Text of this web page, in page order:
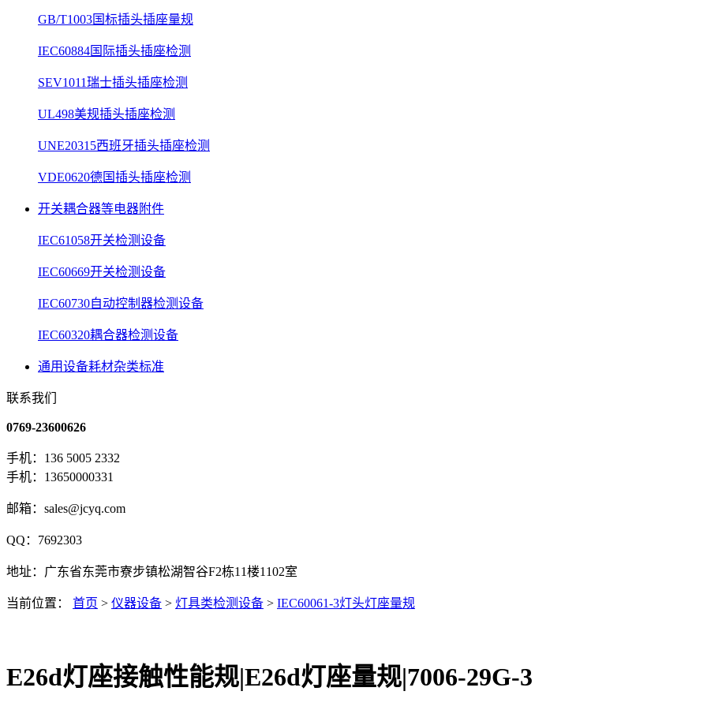
GB/T1003国标插头插座量规
IEC60884国际插头插座检测
SEV1011瑞士插头插座检测
UL498美规插头插座检测
UNE20315西班牙插头插座检测
VDE0620德国插头插座检测
开关耦合器等电器附件
IEC61058开关检测设备
IEC60669开关检测设备
IEC60730自动控制器检测设备
IEC60320耦合器检测设备
通用设备耗材杂类标准
联系我们
0769-23600626
手机：136 5005 2332
手机：13650000331
邮箱：sales@jcyq.com
QQ：7692303
地址：广东省东莞市寮步镇松湖智谷F2栋11楼1102室
当前位置： 首页 > 仪器设备 > 灯具类检测设备 > IEC60061-3灯头灯座量规
E26d灯座接触性能规|E26d灯座量规|7006-29G-3